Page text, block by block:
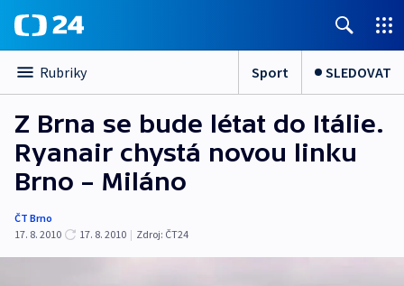
Rubriky Sport SLEDOVAT
Z Brna se bude létat do Itálie.
Ryanair chystá novou linku
Brno – Miláno
ČT Brno
17. 8. 2010
17. 8. 2010 | Zdroj: ČT24